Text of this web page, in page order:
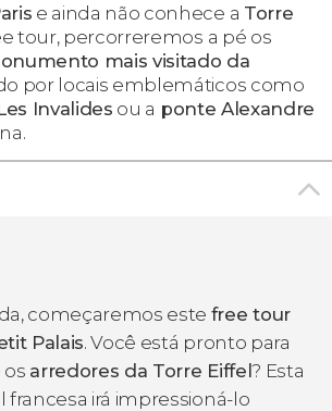
e ainda não conhece a Torre
tour, percorreremos a pé os
mais visitado da
por locais emblemáticos como
Invalides ou a ponte Alexandre
começaremos este free tour
Palais. Você está pronto para
os arredores da Torre Eiffel? Esta
francesa irá impressioná-lo